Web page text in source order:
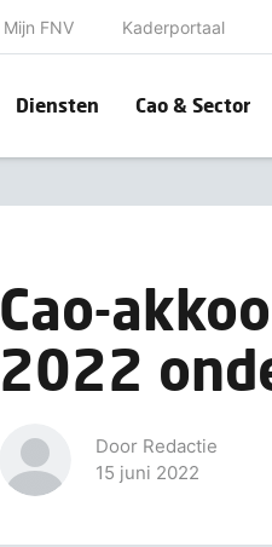
Mijn FNV Kaderportaal
Diensten Cao & Sector
Cao-
2022
Door Redactie
15 juni 2022